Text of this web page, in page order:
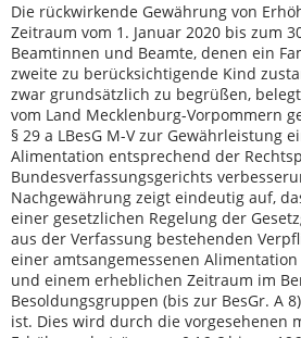
Die rückwirkende Gewährung von
Zeitraum vom 1. Januar 2020 bis zum
Beamtinnen und Beamte, denen ein
zweite zu berücksichtigende Kind
zwar grundsätzlich zu begrüßen,
vom Land Mecklenburg-Vorpommern
§ 29 a LBesG M-V zur Gewährleistung
Alimentation entsprechend der
Bundesverfassungsgerichts
Nachgewährung zeigt eindeutig auf,
einer gesetzlichen Regelung der
aus der Verfassung bestehenden
einer amtsangemessenen
und einem erheblichen Zeitraum im
Besoldungsgruppen (bis zur BesGr. A
ist. Dies wird durch die vorgesehenen